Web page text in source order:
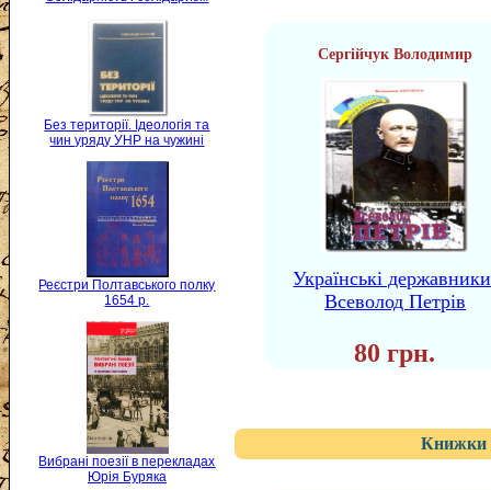
Без території. Ідеологія та
чин уряду УНР на чужині
Реєстри Полтавського полку
1654 р.
Вибрані поезії в перекладах
Юрія Буряка
Сергійчук Володимир
Українські
Всеволод Петрів
80 грн.
Книжки